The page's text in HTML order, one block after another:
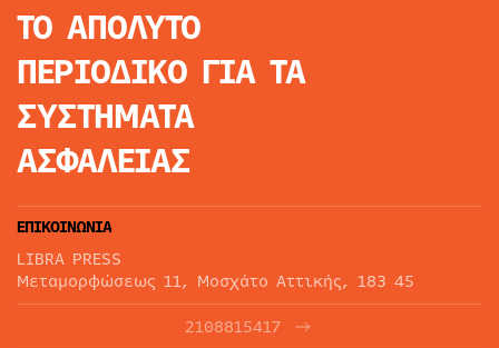
ΤΟ ΑΠΟΛΥΤΟ
ΠΕΡΙΟΔΙΚΟ ΓΙΑ ΤΑ
ΣΥΣΤΗΜΑΤΑ
ΑΣΦΑΛΕΙΑΣ
ΕΠΙΚΟΙΝΩΝΙΑ
LIBRA PRESS
Μεταμορφώσεως 11, Μοσχάτο Αττικής, 183 45
2108815417